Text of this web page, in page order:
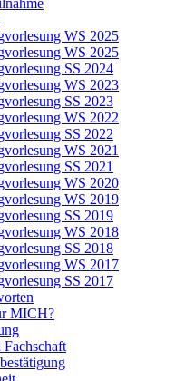
WS 2025
WS 2025
SS 2024
WS 2023
SS 2023
WS 2022
SS 2022
WS 2021
SS 2021
WS 2020
WS 2019
SS 2019
WS 2018
SS 2018
WS 2017
SS 2017
MICH?
Fachschaft